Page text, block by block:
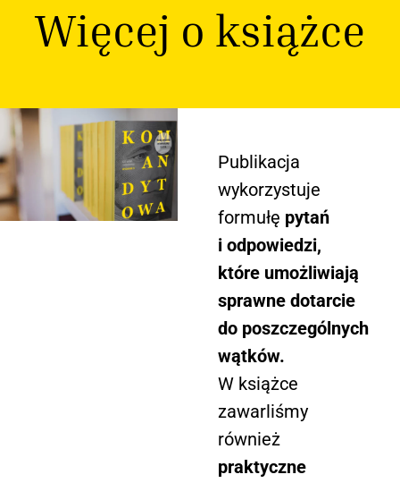
Więcej o książce
Publikacja
wykorzystuje
formułę pytań
i odpowiedzi,
które umożliwiają
sprawne dotarcie
do poszczególnych
wątków.
W książce
zawarliśmy
również
praktyczne